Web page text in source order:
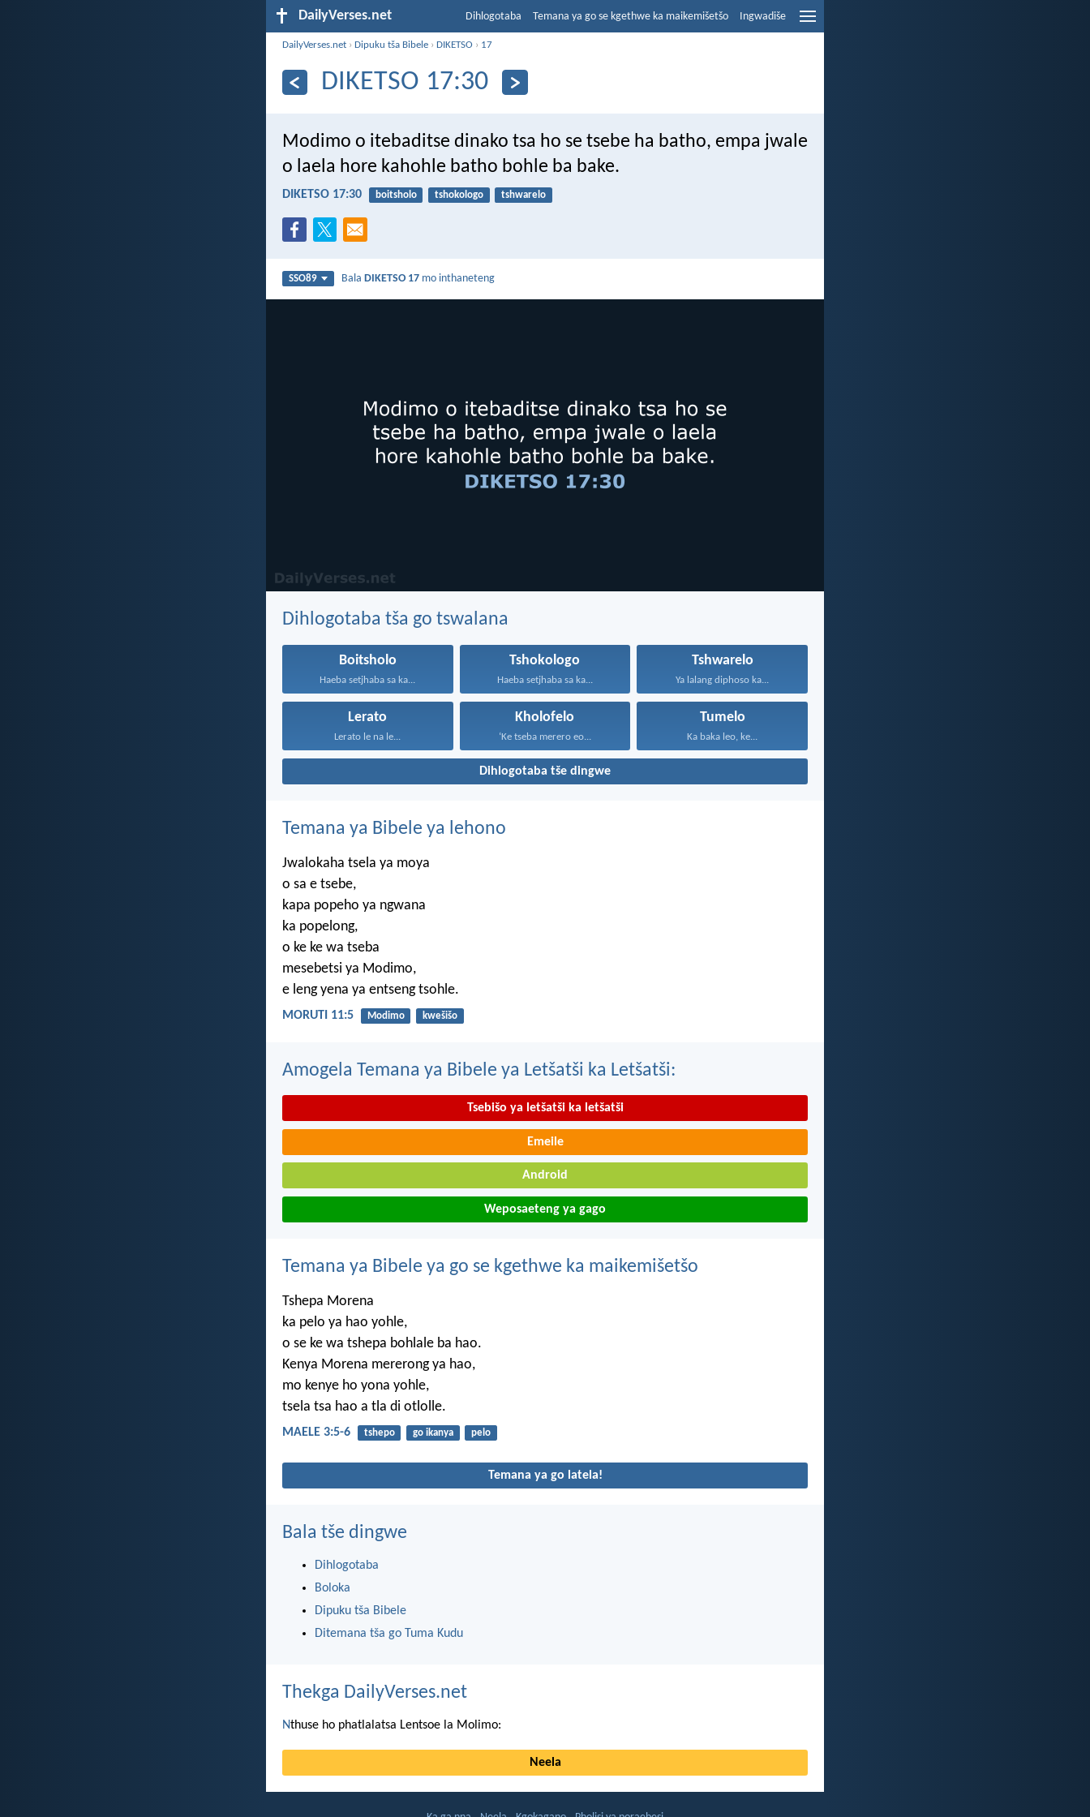
DailyVerses.net Dihlogotaba Temana ya go se kgethwe ka maikemišetšo Ingwadiše
DailyVerses.net ›Dipuku tša Bibele ›DIKETSO › 17
DIKETSO 17:30
Modimo o itebaditse dinako tsa ho se tsebe ha batho, empa jwale
o laela hore kahohle batho bohle ba bake.
DIKETSO 17:30 boitsholo tshokologo tshwarelo
SSO89 BalaDIKETSO 17 mo inthaneteng
Dihlogotaba tša go tswalana
Boitsholo
Haeba setjhaba sa ka...
Tshokologo
Haeba setjhaba sa ka...
Tshwarelo
Ya lalang diphoso ka...
Lerato
Lerato le na le...
Kholofelo
‘Ke tseba merero eo...
Tumelo
Ka baka leo, ke...
Dihlogotaba tše dingwe
Temana ya Bibele ya lehono
Jwalokaha tsela ya moya
o sa e tsebe,
kapa popeho ya ngwana
ka popelong,
o ke ke wa tseba
mesebetsi ya Modimo,
e leng yena ya entseng tsohle.
MORUTI 11:5 Modimo kwešišo
Amogela Temana ya Bibele ya Letšatši ka Letšatši:
Tsebišo ya letšatši ka letšatši
Emeile
Android
Weposaeteng ya gago
Temana ya Bibele ya go se kgethwe ka maikemišetšo
Tshepa Morena
ka pelo ya hao yohle,
o se ke wa tshepa bohlale ba hao.
Kenya Morena mererong ya hao,
mo kenye ho yona yohle,
tsela tsa hao a tla di otlolle.
MAELE 3:5-6 tshepo go ikanya pelo
Temana ya go latela!
Bala tše dingwe
Dihlogotaba
Boloka
Dipuku tša Bibele
Ditemana tša go Tuma Kudu
Thekga DailyVerses.net
Nthuse ho phatlalatsa Lentsoe la Molimo:
Neela